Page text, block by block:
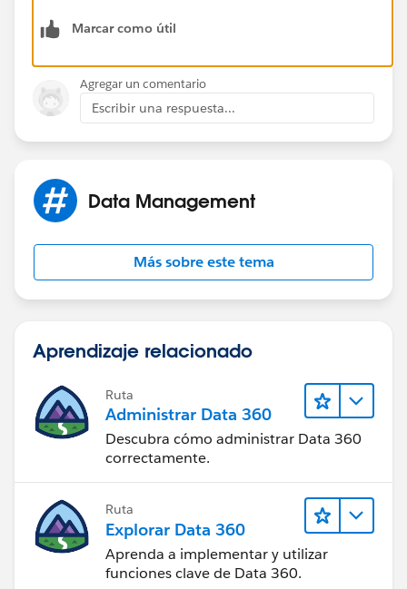
Marcar como útil
Agregar un comentario
Escribir una respuesta...
Data Management
Más sobre este tema
Aprendizaje relacionado
Ruta
Administrar Data 360
Descubra cómo administrar Data 360
correctamente.
Ruta
Explorar Data 360
Aprenda a implementar y utilizar
funciones clave de Data 360.